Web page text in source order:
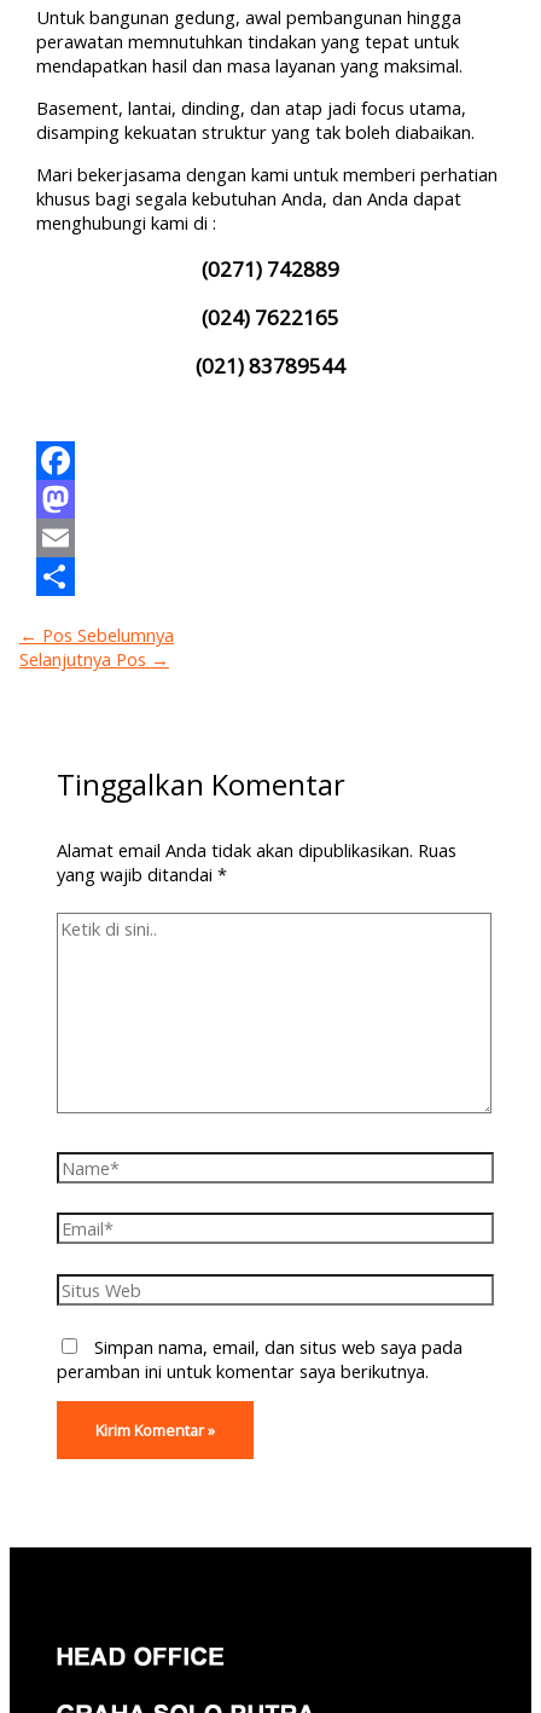
Untuk bangunan gedung, awal pembangunan hingga
perawatan memnutuhkan tindakan yang tepat untuk
mendapatkan hasil dan masa layanan yang maksimal.
Basement, lantai, dinding, dan atap jadi focus utama,
disamping kekuatan struktur yang tak boleh diabaikan.
Mari bekerjasama dengan kami untuk memberi perhatian
khusus bagi segala kebutuhan Anda, dan Anda dapat
menghubungi kami di :
(0271) 742889
(024) 7622165
(021) 83789544
Facebook
Mastodon
Email
← Pos Sebelumnya
Selanjutnya Pos →
Tinggalkan Komentar
Alamat email Anda tidak akan dipublikasikan. Ruas
yang wajib ditandai*
Simpan nama, email, dan situs web saya pada
peramban ini untuk komentar saya berikutnya.